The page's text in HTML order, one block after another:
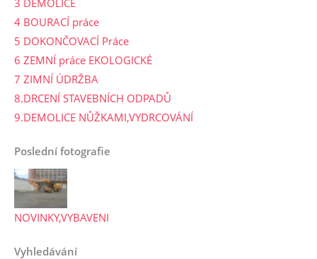
4 BOURACÍ práce
5 DOKONČOVACÍ Práce
6 ZEMNÍ práce EKOLOGICKÉ
7 ZIMNÍ ÚDRŽBA
8.DRCENÍ STAVEBNÍCH ODPADŮ
9.DEMOLICE NŮŽKAMI,VYDRCOVÁNÍ
Poslední fotografie
NOVINKY,VYBAVENI
Vyhledávání